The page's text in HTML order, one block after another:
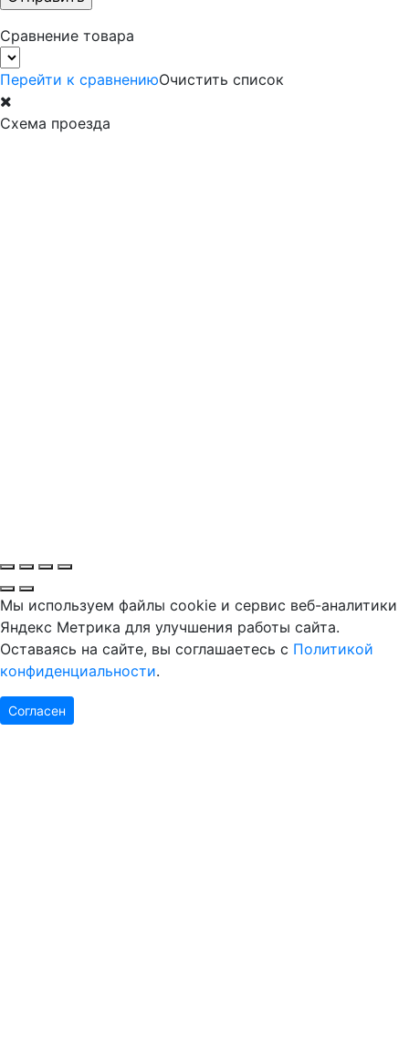
Сравнение товара
Перейти к сравнениюОчистить список
Схема проезда
Мы используем файлы cookie и сервис веб-аналитики
Яндекс Метрика для улучшения работы сайта.
Оставаясь на сайте, вы соглашаетесь с Политикой
конфиденциальности.
Согласен